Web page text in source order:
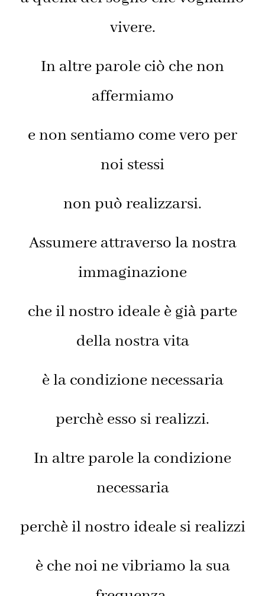
vivere.
In altre parole ciò che non
affermiamo
e non sentiamo come vero per
noi stessi
non può realizzarsi.
Assumere attraverso la nostra
immaginazione
che il nostro ideale è già parte
della nostra vita
è la condizione necessaria
perchè esso si realizzi.
In altre parole la condizione
necessaria
perchè il nostro ideale si realizzi
è che noi ne vibriamo la sua